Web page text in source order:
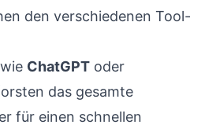
den verschiedenen Tool-
ChatGPT oder
das gesamte
für einen schnellen